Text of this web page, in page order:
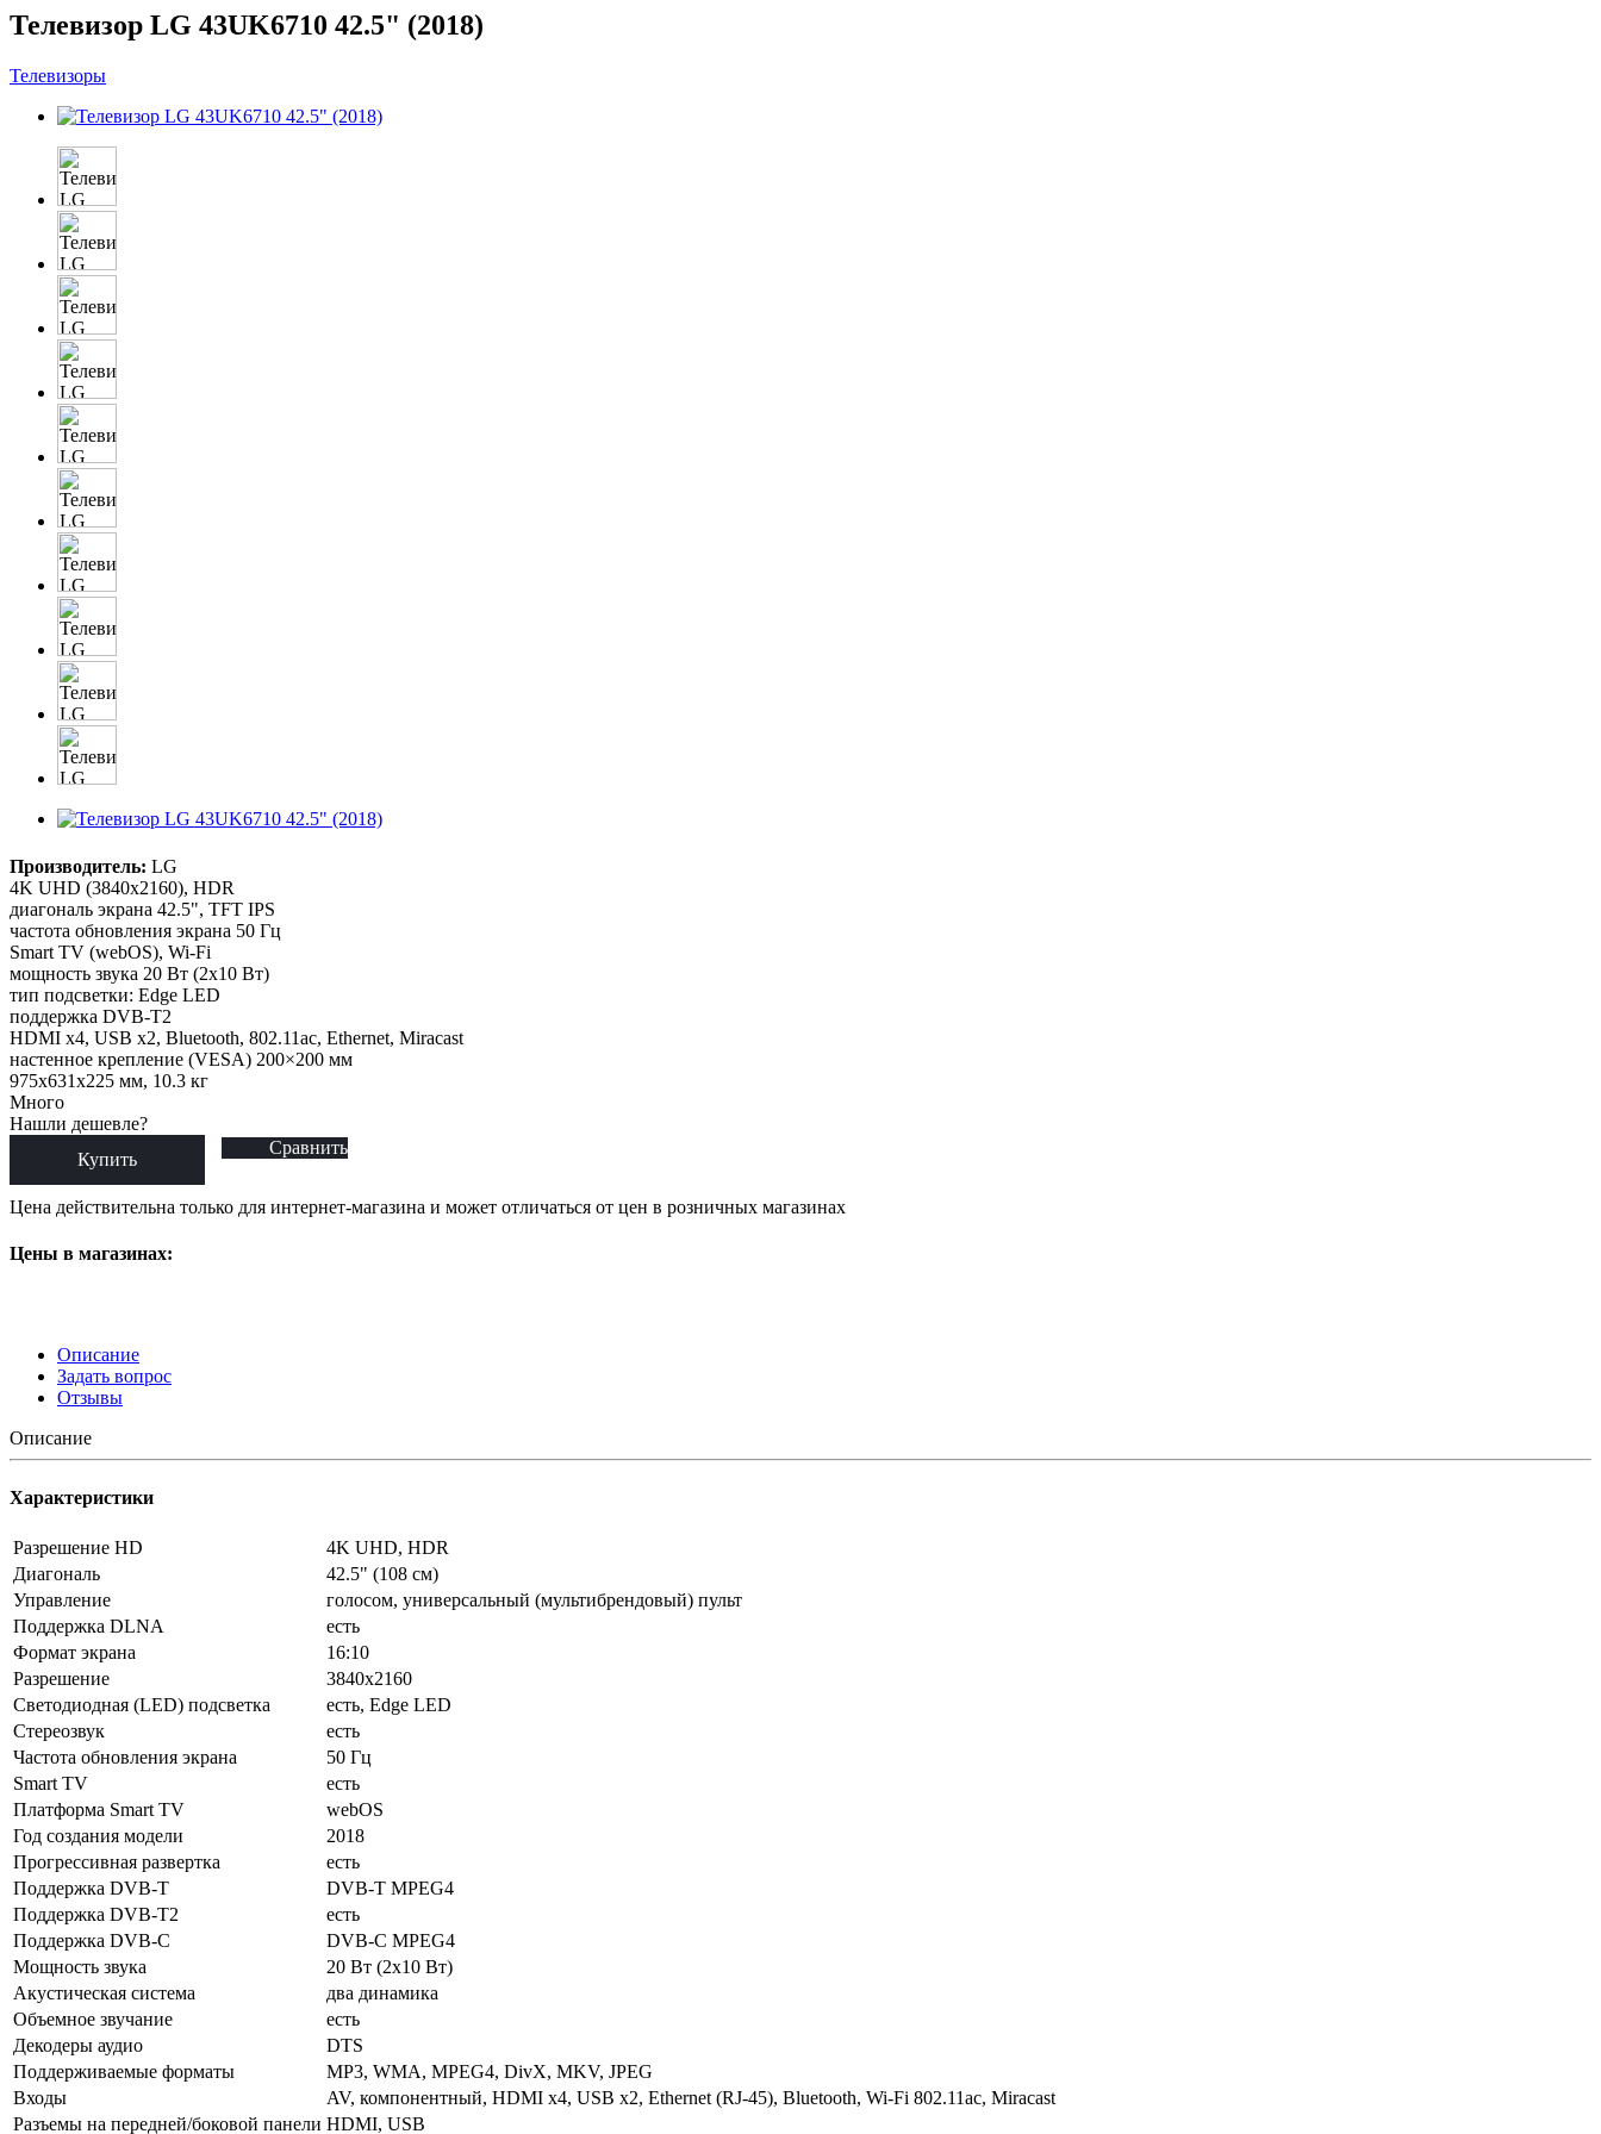
Телевизор LG 43UK6710 42.5" (2018)
Телевизоры
Производитель: LG
4K UHD (3840x2160), HDR
диагональ экрана 42.5", TFT IPS
частота обновления экрана 50 Гц
Smart TV (webOS), Wi-Fi
мощность звука 20 Вт (2х10 Вт)
тип подсветки: Edge LED
поддержка DVB-T2
HDMI x4, USB x2, Bluetooth, 802.11ac, Ethernet, Miracast
настенное крепление (VESA) 200×200 мм
975x631x225 мм, 10.3 кг
Много
Нашли дешевле?
Купить
Сравнить
Цена действительна только для интернет-магазина и может отличаться от цен в розничных магазинах
Цены в магазинах:
Описание
Задать вопрос
Отзывы
Описание
Характеристики
Разрешение HD
4K UHD, HDR
Диагональ
42.5" (108 см)
Управление
голосом, универсальный (мультибрендовый) пульт
Поддержка DLNA
есть
Формат экрана
16:10
Разрешение
3840x2160
Светодиодная (LED) подсветка
есть, Edge LED
Стереозвук
есть
Частота обновления экрана
50 Гц
Smart TV
есть
Платформа Smart TV
webOS
Год создания модели
2018
Прогрессивная развертка
есть
Поддержка DVB-T
DVB-T MPEG4
Поддержка DVB-T2
есть
Поддержка DVB-C
DVB-C MPEG4
Мощность звука
20 Вт (2х10 Вт)
Акустическая система
два динамика
Объемное звучание
есть
Декодеры аудио
DTS
Поддерживаемые форматы
MP3, WMA, MPEG4, DivX, MKV, JPEG
Входы
AV, компонентный, HDMI x4, USB x2, Ethernet (RJ-45), Bluetooth, Wi-Fi 802.11ac, Miracast
Разъемы на передней/боковой панели HDMI, USB